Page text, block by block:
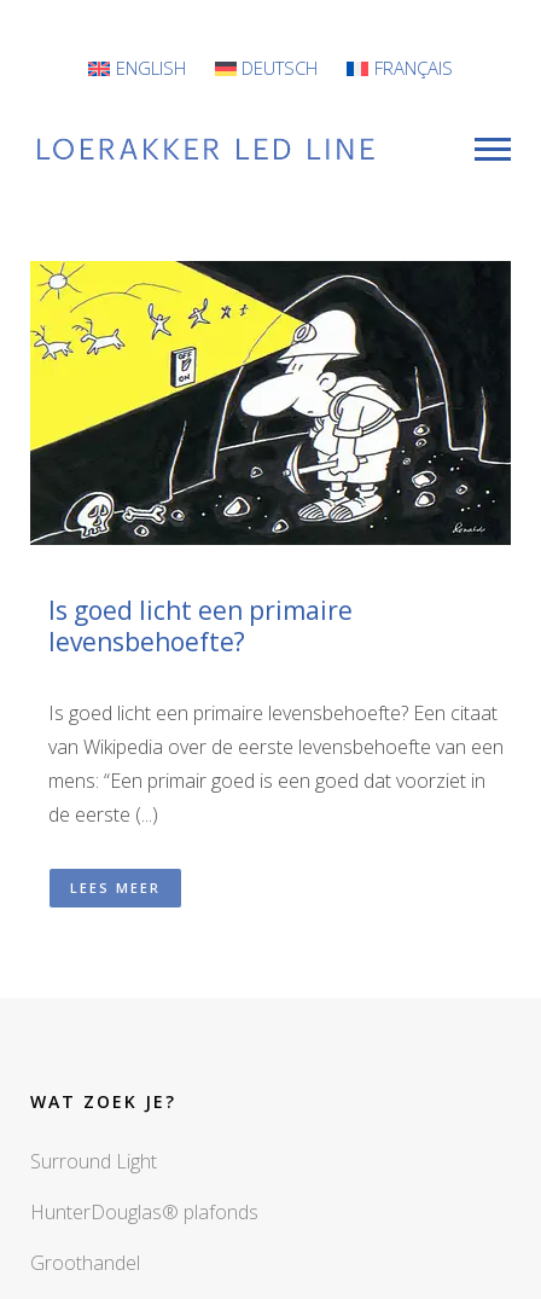
ENGLISH DEUTSCH FRANÇAIS
VOOR WIE
Armaturen
INFO
CONTACT
Is goed licht een primaire
levensbehoefte?
Is goed licht een primaire levensbehoefte? Een citaat
van Wikipedia over de eerste levensbehoefte van een
mens: “Een primair goed is een goed dat voorziet in
de eerste (...)
LEES MEER
WAT ZOEK JE?
Surround Light
HunterDouglas® plafonds
Groothandel